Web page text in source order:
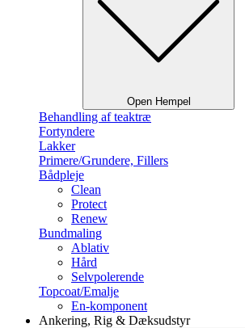
Open Hempel
Behandling af teaktræ
Fortyndere
Lakker
Primere/Grundere, Fillers
Bådpleje
Clean
Protect
Renew
Bundmaling
Ablativ
Hård
Selvpolerende
Topcoat/Emalje
En-komponent
Ankering, Rig & Dæksudstyr